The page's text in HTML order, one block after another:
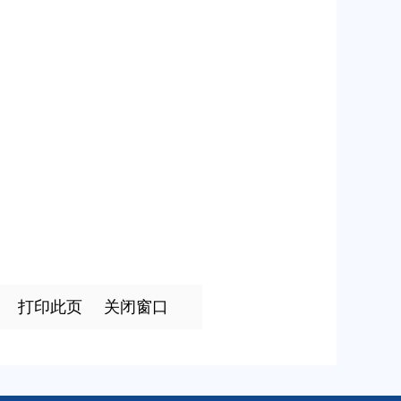
打印此页 关闭窗口